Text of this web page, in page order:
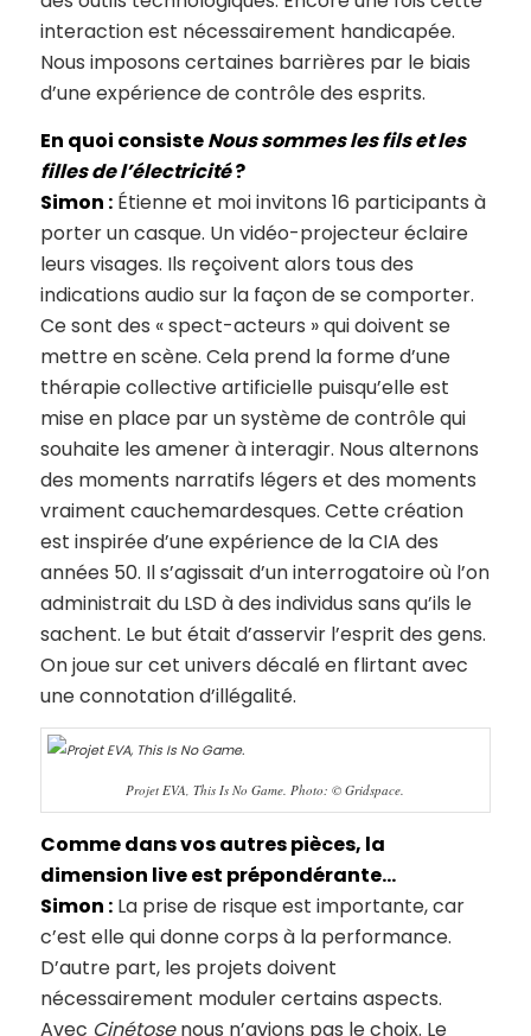
interaction est nécessairement handicapée.
Nous imposons certaines barrières par le biais
d’une expérience de contrôle des esprits.
En quoi consisteNous sommes les fils et les
filles de l’électricité?
Simon :Étienne et moi invitons 16 participants à
porter un casque. Un vidéo-projecteur éclaire
leurs visages. Ils reçoivent alors tous des
indications audio sur la façon de se comporter.
Ce sont des « spect-acteurs » qui doivent se
mettre en scène. Cela prend la forme d’une
thérapie collective artificielle puisqu’elle est
mise en place par un système de contrôle qui
souhaite les amener à interagir. Nous alternons
des moments narratifs légers et des moments
vraiment cauchemardesques. Cette création
est inspirée d’une expérience de la CIA des
années 50. Il s’agissait d’un interrogatoire où l’on
administrait du LSD à des individus sans qu’ils le
sachent. Le but était d’asservir l’esprit des gens.
On joue sur cet univers décalé en flirtant avec
une connotation d’illégalité.
Projet EVA, This Is No Game. Photo: © Gridspace.
Comme dans vos autres pièces, la
dimension live est prépondérante…
Simon :La prise de risque est importante, car
c’est elle qui donne corps à la performance.
D’autre part, les projets doivent
nécessairement moduler certains aspects.
Avec Cinétosenous n’avions pas le choix. Le